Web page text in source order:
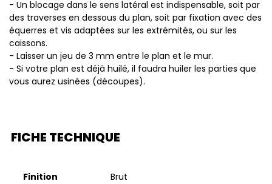
- Un blocage dans le sens latéral est indispensable, soit par
des traverses en dessous du plan, soit par fixation avec des
équerres et vis adaptées sur les extrémités, ou sur les
caissons.
- Laisser un jeu de 3 mm entre le plan et le mur.
- Si votre plan est déjà huilé, il faudra huiler les parties que
vous aurez usinées (découpes).
FICHE TECHNIQUE
Finition Brut